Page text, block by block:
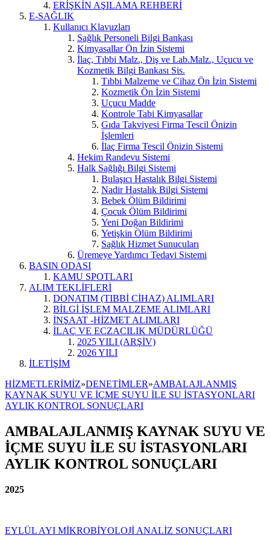
ERİŞKİN AŞILAMA REHBERİ
E-SAĞLIK
Kullanıcı Klavuzları
Sağlık Personeli Bilgi Bankası
Kimyasallar Ön İzin Sistemi
İlaç, Tıbbi Malz., Diş ve Lab.Malz., Uçucu ve
Kozmetik Bilgi Bankası Sis.
Tıbbi Malzeme ve Cihaz Ön İzin Sistemi
Kozmetik Ön İzin Sistemi
Uçucu Madde
Kontrole Tabi Kimyasallar
Gıda Takviyesi Firma Tescil Önizin
İşlemleri
İlaç Firma Tescil Önizin Sistemi
Hekim Randevu Sistemi
Halk Sağlığı Bilgi Sistemi
Bulaşıcı Hastalık Bilgi Sistemi
Nadir Hastalık Bilgi Sistemi
Bebek Ölüm Bildirimi
Çocuk Ölüm Bildirimi
Yeni Doğan Bildirimi
Yetişkin Ölüm Bildirimi
Sağlık Hizmet Sunucuları
Üremeye Yardımcı Tedavi Sistemi
BASIN ODASI
KAMU SPOTLARI
ALIM TEKLİFLERİ
DONATIM (TIBBİ CİHAZ) ALIMLARI
BİLGİ İŞLEM MALZEME ALIMLARI
İNŞAAT -HİZMET ALIMLARI
İLAÇ VE ECZACILIK MÜDÜRLÜĞÜ
2025 YILI (ARŞİV)
2026 YILI
İLETİŞİM
HİZMETLERİMİZ»DENETİMLER»AMBALAJLANMIŞ
KAYNAK SUYU VE İÇME SUYU İLE SU İSTASYONLARI
AYLIK KONTROL SONUÇLARI
AMBALAJLANMIŞ KAYNAK SUYU VE
İÇME SUYU İLE SU İSTASYONLARI
AYLIK KONTROL SONUÇLARI
2025
EYLÜL AYI MİKROBİYOLOJİ ANALİZ SONUÇLARI